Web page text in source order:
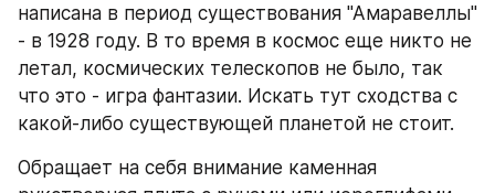
написана в период существования "Амаравеллы"
- в 1928 году. В то время в космос еще никто не
летал, космических телескопов не было, так
что это - игра фантазии. Искать тут сходства с
какой-либо существующей планетой не стоит.
Обращает на себя внимание каменная